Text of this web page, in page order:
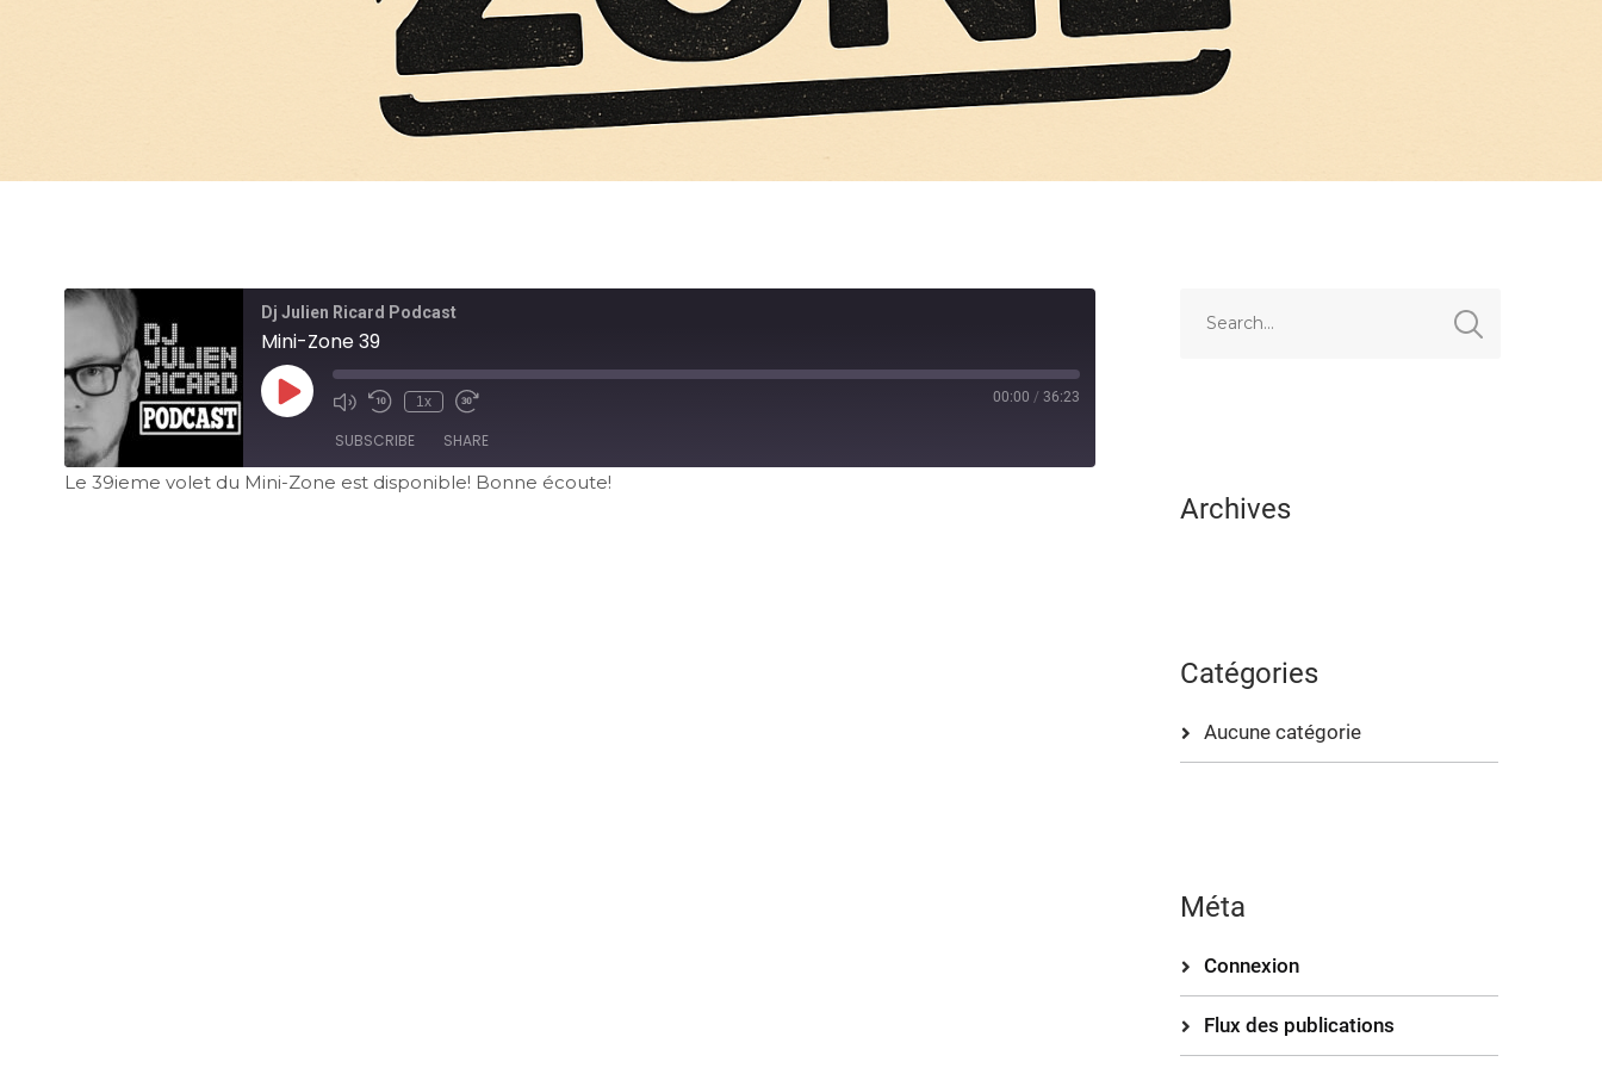
Dj Julien Ricard Podcast
Mini-Zone 39
1x 00:00 / 36:23
SUBSCRIBE SHARE
Le 39ieme volet du Mini-Zone est disponible! Bonne écoute!
Archives
Catégories
Aucune catégorie
Méta
Connexion
Flux des publications